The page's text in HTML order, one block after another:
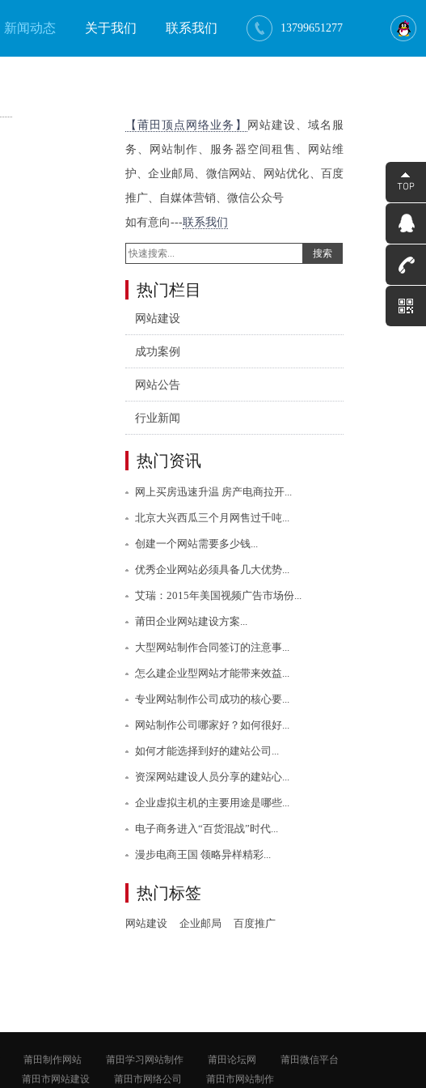
新闻动态 关于我们 联系我们 13799651277
【莆田顶点网络业务】
网站建设、域名服
务、网站制作、服务器空间租售、网站维
护、企业邮局、微信网站、网站优化、百度
推广、自媒体营销、微信公众号
如有意向---联系我们
搜索
热门栏目
网站建设
成功案例
网站公告
行业新闻
热门资讯
网上买房迅速升温 房产电商拉开...
北京大兴西瓜三个月网售过千吨...
创建一个网站需要多少钱...
优秀企业网站必须具备几大优势...
艾瑞：2015年美国视频广告市场份...
莆田企业网站建设方案...
大型网站制作合同签订的注意事...
怎么建企业型网站才能带来效益...
专业网站制作公司成功的核心要...
网站制作公司哪家好？如何很好...
如何才能选择到好的建站公司...
资深网站建设人员分享的建站心...
企业虚拟主机的主要用途是哪些...
电子商务进入“百货混战”时代...
漫步电商王国 领略异样精彩...
热门标签
网站建设 企业邮局 百度推广
莆田制作网站 莆田学习网站制作 莆田论坛网
莆田微信平台
莆田市网站建设 莆田市网络公司 莆田市网站制作